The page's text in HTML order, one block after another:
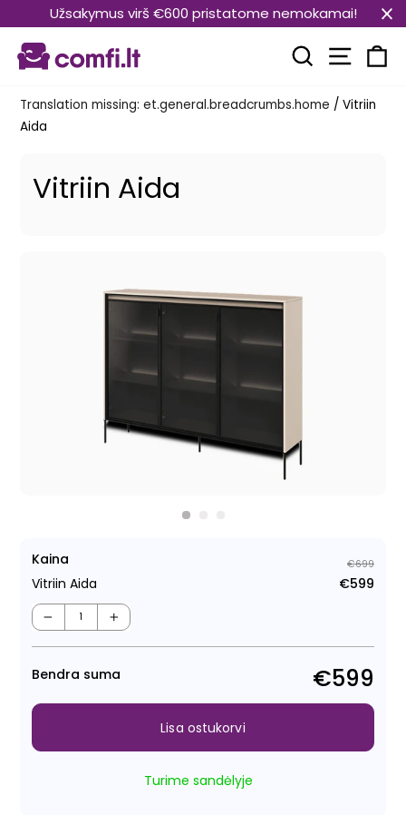
Translation
missing:
et.general.accessibility.skip_to_content
Užsakymus virš €600 pristatome nemokamai!
Translation
Translation missing: et.general.breadcrumbs.home / Vitriin
Aida
Vitriin Aida
Kaina
Vitriin Aida
€699
€599
− +
Bendra suma €599
Turime sandėlyje
Lisa ostukorvi